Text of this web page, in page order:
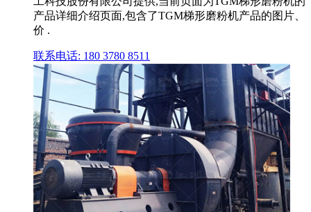
产品详细介绍页面,包含了TGM梯形磨粉机产品的图片、
价 .
联系电话: 180 3780 8511